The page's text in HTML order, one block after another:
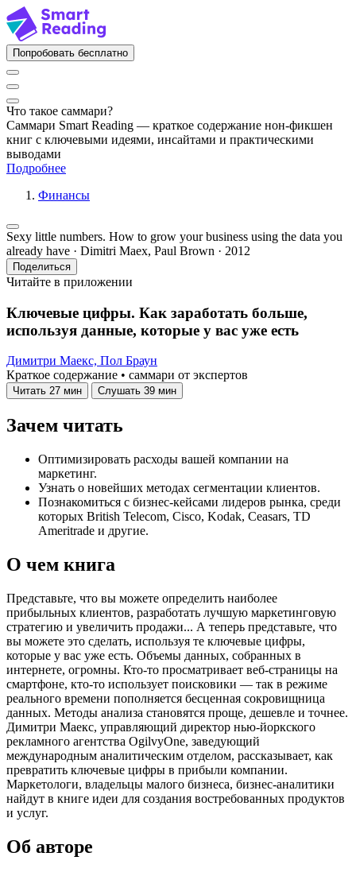
Попробовать бесплатно
Что такое саммари?
Саммари Smart Reading — краткое содержание нон-фикшен
книг с ключевыми идеями, инсайтами и практическими
выводами
Подробнее
Финансы
Sexy little numbers. How to grow your business using the data you
already have · Dimitri Maex, Paul Brown · 2012
Поделиться
Читайте в приложении
Ключевые цифры. Как заработать больше,
используя данные, которые у вас уже есть
Димитри Маекс, Пол Браун
Краткое содержание • саммари от экспертов
Читать 27 мин Слушать 39 мин
Зачем читать
Оптимизировать расходы вашей компании на
маркетинг.
Узнать о новейших методах сегментации клиентов.
Познакомиться с бизнес-кейсами лидеров рынка, среди
которых British Telecom, Cisco, Kodak, Ceasars, TD
Ameritrade и другие.
О чем книга
Представьте, что вы можете определить наиболее
прибыльных клиентов, разработать лучшую маркетинговую
стратегию и увеличить продажи... А теперь представьте, что
вы можете это сделать, используя те ключевые цифры,
которые у вас уже есть. Объемы данных, собранных в
интернете, огромны. Кто-то просматривает веб-страницы на
смартфоне, кто-то использует поисковики — так в режиме
реального времени пополняется бесценная сокровищница
данных. Методы анализа становятся проще, дешевле и точнее.
Димитри Маекс, управляющий директор нью-йоркского
рекламного агентства OgilvyOne, заведующий
международным аналитическим отделом, рассказывает, как
превратить ключевые цифры в прибыли компании.
Маркетологи, владельцы малого бизнеса, бизнес-аналитики
найдут в книге идеи для создания востребованных продуктов
и услуг.
Об авторе